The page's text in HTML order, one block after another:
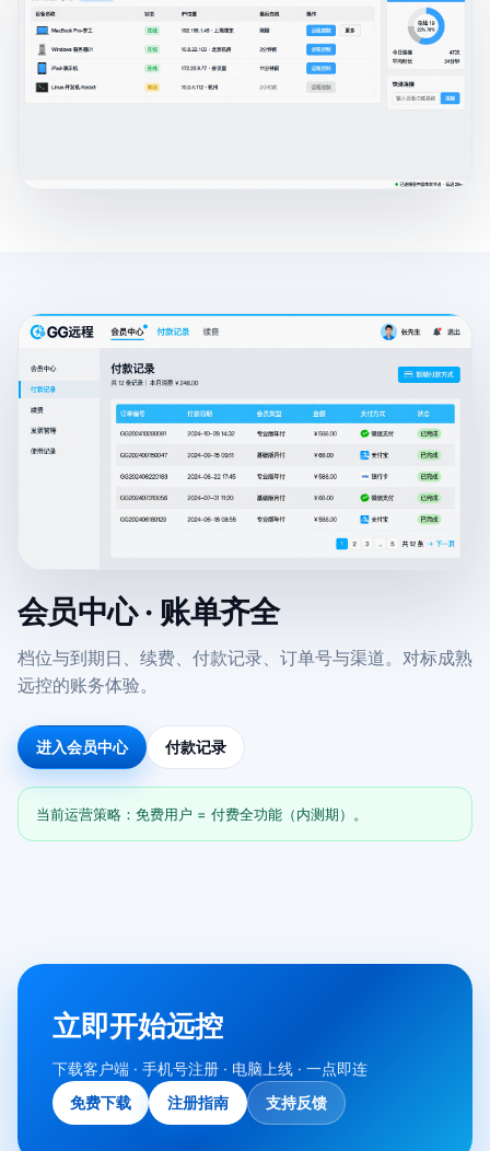
会员中心 · 账单齐全
档位与到期日、续费、付款记录、订单号与渠道。对标成熟
远控的账务体验。
进入会员中心 付款记录
当前运营策略：免费用户 = 付费全功能（内测期）。
立即开始远控
下载客户端 · 手机号注册 · 电脑上线 · 一点即连
免费下载
注册指南 支持反馈